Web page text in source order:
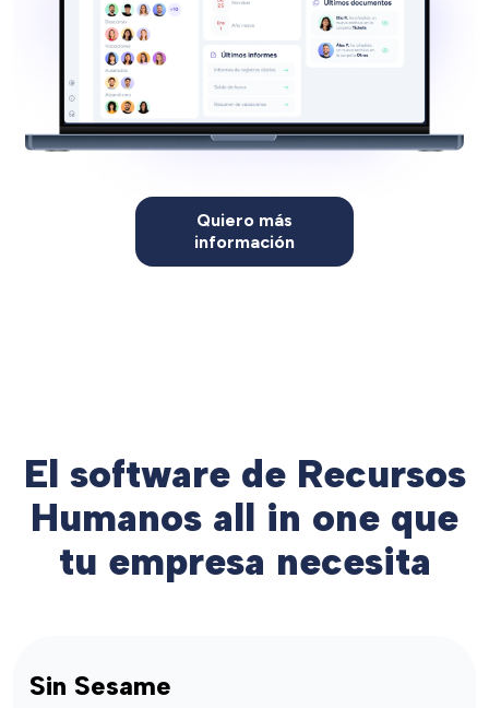
Quiero más
información
El software de Recursos
Humanos all in one que
tu empresa necesita
Sin Sesame